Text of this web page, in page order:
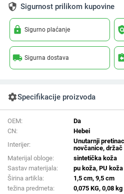
security Sigurnost prilikom kupovine
lock Sigurno plaćanje
local_shipping Sigurna dostava
settingsSpecifikacije proizvoda
OEM:
Da
CN:
Hebei
Interijer:
Unutarnji
novčanice,
Materijal obloge:
sintetička koža
Sastav materijala:
pu koža, PU koža
Širina artikla:
1,5 cm, 9,5 cm
težina predmeta:
0,075 KG, 0,08 kg